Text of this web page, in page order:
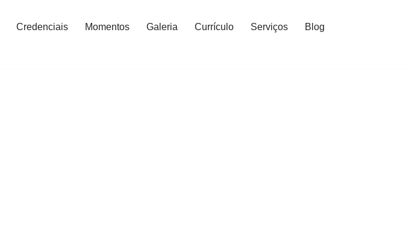
Credenciais Momentos Galeria Currículo Serviços
Blog